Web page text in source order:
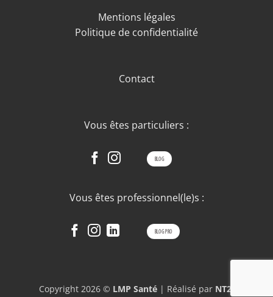
Mentions légales
Politique de confidentialité
Contact
Vous êtes particuliers :
BLOG
Vous êtes professionnel(le)s :
BLOG PRO
Copyright 2026 © LMP Santé | Réalisé par NT2i